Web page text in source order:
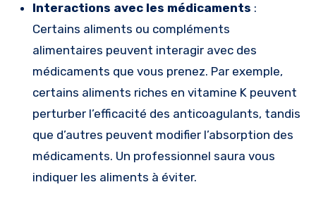
Interactions avec les médicaments :
Certains aliments ou compléments
alimentaires peuvent interagir avec des
médicaments que vous prenez. Par exemple,
certains aliments riches en vitamine K peuvent
perturber l’efficacité des anticoagulants, tandis
que d’autres peuvent modifier l’absorption des
médicaments. Un professionnel saura vous
indiquer les aliments à éviter.